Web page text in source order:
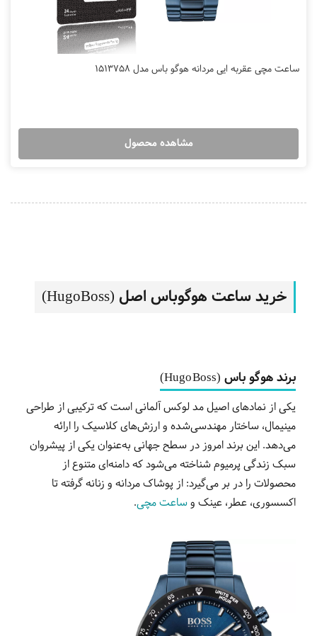
ساعت مچی عقربه ایی مردانه هوگو باس مدل 1513758
مشاهده محصول
خرید ساعت هوگوباس اصل (HugoBoss)
برندهوگو باس (Hugo Boss)
یکی از نمادهای اصیل مد لوکس آلمانی است که ترکیبی از طراحی
مینیمال، ساختار مهندسی‌شده و ارزش‌های کلاسیک را ارائه
می‌دهد. این برند امروز در سطح جهانی به‌عنوان یکی از پیشروان
سبک زندگی پرمیوم شناخته می‌شود که دامنه‌ای متنوع از
محصولات را در بر می‌گیرد: از پوشاک مردانه و زنانه گرفته تا
اکسسوری، عطر، عینک وساعت‌ مچی.